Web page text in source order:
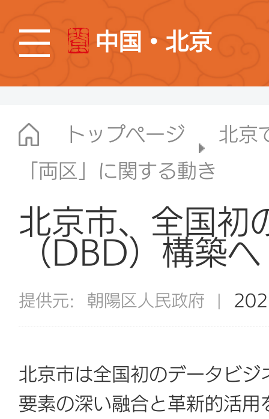
中国・北京
トップページ
北京
「両区」に関する動き
北京市、全国初
（DBD）構築へ
提供元: 朝陽区人民政府 |
北京市は全国初のデータビ
要素の深い融合と革新的活